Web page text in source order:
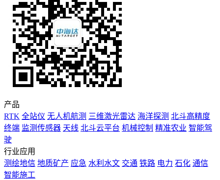
产品
RTK 全站仪 无人机航测 三维激光雷达 海洋探测 北斗高精度
终端 监测传感器 天线 北斗云平台 机械控制 精准农业 智能驾
驶
行业应用
测绘地信 地质矿产 应急 水利水文 交通 铁路 电力 石化 通信
智能施工